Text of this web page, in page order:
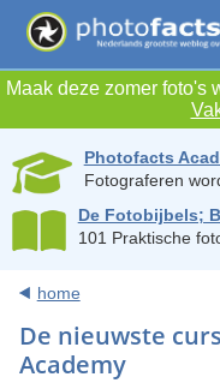
Maak deze zomer foto's
Photofacts
Fotograferen
De Fotobijbels;
101 Praktische
home
De nieuwste
Academy